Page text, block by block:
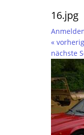
16.jpg
«
nächste